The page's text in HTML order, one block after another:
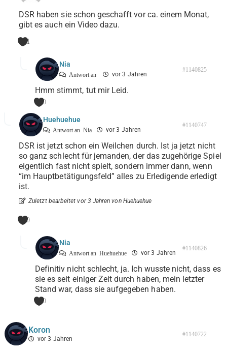
DSR haben sie schon geschafft vor ca. einem Monat,
gibt es auch ein Video dazu.
1
Nia
Antwort an vor 3 Jahren
#1140825
Hmm stimmt, tut mir Leid.
0
Huehuehue
Antwort an Nia vor 3 Jahren
#1140747
DSR ist jetzt schon ein Weilchen durch. Ist ja jetzt nicht
so ganz schlecht für jemanden, der das zugehörige Spiel
eigentlich fast nicht spielt, sondern immer dann, wenn
“im Hauptbetätigungsfeld” alles zu Erledigende erledigt
ist.
Zuletzt bearbeitet vor 3 Jahren von Huehuehue
0
Nia
Antwort an Huehuehue vor 3 Jahren
#1140826
Definitiv nicht schlecht, ja. Ich wusste nicht, dass es
sie es seit einiger Zeit durch haben, mein letzter
Stand war, dass sie aufgegeben haben.
0
Koron
vor 3 Jahren
#1140722